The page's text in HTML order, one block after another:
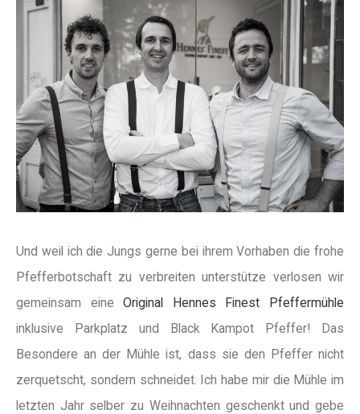
Und weil ich die Jungs gerne bei ihrem Vorhaben die frohe
Pfefferbotschaft zu verbreiten unterstütze verlosen wir
gemeinsam eineOriginal Hennes Finest Pfeffermühle
inklusive Parkplatz und Black Kampot Pfeffer! Das
Besondere an der Mühle ist, dass sie den Pfeffer nicht
zerquetscht, sondern schneidet. Ich habe mir die Mühle im
letzten Jahr selber zu Weihnachten geschenkt und gebe